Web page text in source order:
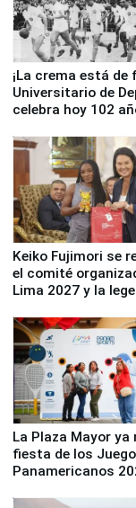
¡La crema está de
Universitario de
celebra hoy 102
Keiko Fujimori se
el comité
Lima 2027 y la
La Plaza Mayor ya
fiesta de los
Panamericanos